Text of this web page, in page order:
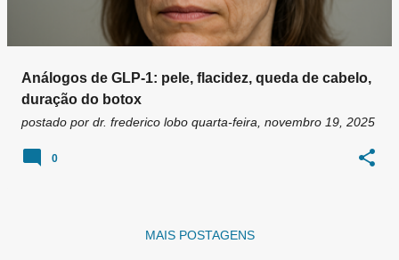
Análogos de GLP-1: pele, flacidez, queda de cabelo,
duração do botox
postado por dr. frederico lobo quarta-feira, novembro 19, 2025
0
MAIS POSTAGENS